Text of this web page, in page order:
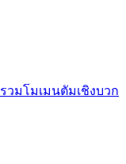
วมโมเมนตัมเชิงบวก